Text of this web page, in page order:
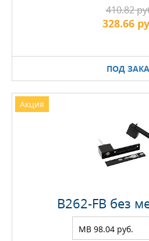
ПОД
410.82
328.66
Акция
B262-FB без
MB 98.04 руб.